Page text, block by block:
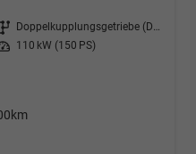
Getriebe
Doppelkupplungsgetriebe (DSG)
Leistung 110 kW (150 PS)